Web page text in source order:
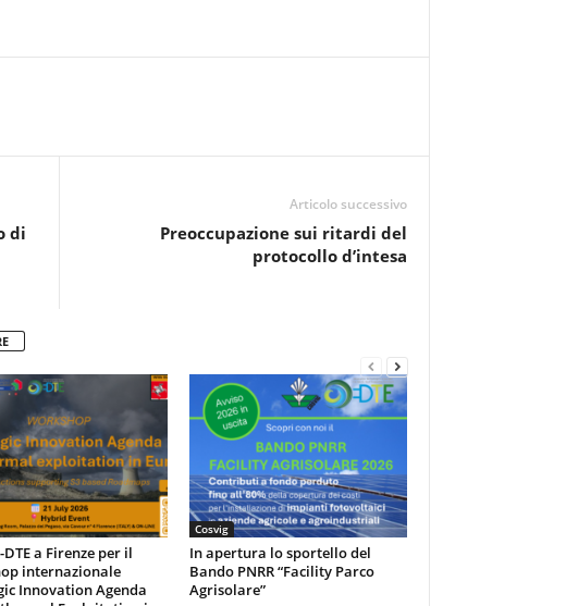
di
Articolo successivo
Preoccupazione sui ritardi del
protocollo d’intesa
DTE a Firenze per il
internazionale
Innovation Agenda
Cosvig
In apertura lo sportello del
Bando PNRR “Facility Parco
Agrisolare”